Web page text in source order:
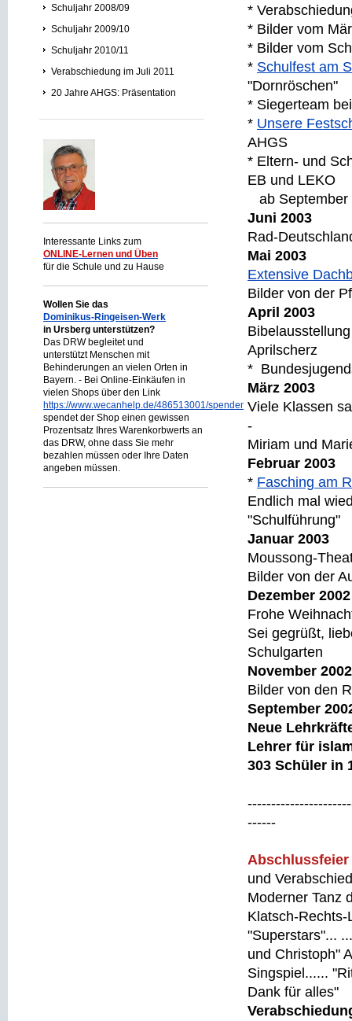
Schuljahr 2008/09
Schuljahr 2009/10
Schuljahr 2010/11
Verabschiedung im Juli 2011
20 Jahre AHGS: Präsentation
Interessante Links zum
ONLINE-Lernen und Üben
für die Schule und zu Hause
Wollen Sie das
Dominikus-Ringeisen-Werk
in Ursberg unterstützen?
Das DRW begleitet und
unterstützt Menschen mit
Behinderungen an vielen Orten in
Bayern. - Bei Online-Einkäufen in
vielen Shops über den Link
https://www.wecanhelp.de/486513001/spendenprojekt
spendet der Shop einen gewissen
Prozentsatz Ihres Warenkorbwerts an
das DRW, ohne dass Sie mehr
bezahlen müssen oder Ihre Daten
angeben müssen.
*
* Bilder vom
* Bilder vom
* Schulfest am
"Dornröschen"
* Siegerteam
* Unsere
AHGS
* Eltern- und
EB und LEKO
ab September
Juni 2003
Rad-
Mai 2003
Extensive
Bilder von der
April 2003
Aprilscherz
*
März 2003
Viele Klassen
-
Miriam und
Februar 2003
* Fasching am
Endlich mal
"Schulführung"
Januar 2003
Moussong-
Bilder von der
Dezember
Frohe
Sei gegrüßt,
Schulgarten
November
Bilder von den
September
Neue
Lehrer für
303 Schüler in
------
Abschlussfeier
und
Moderner Tanz
Klatsch-Rechts-
"Superstars"...
und Christoph"
Singspiel......
Dank für alles"